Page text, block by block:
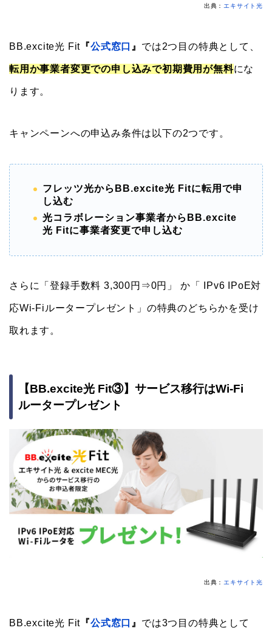
出典：エキサイト光
BB.excite光 Fit 『公式窓口 』 では2つ目の特典として、
転用か事業者変更での申し込みで初期費用が無料にな
ります。
キャンペーンへの申込み条件は以下の2つです。
フレッツ光からBB.excite光 Fitに転用で申
し込む
光コラボレーション事業者からBB.excite
光 Fitに事業者変更で申し込む
さらに「登録手数料 3,300円⇒0円」 か「 IPv6 IPoE対
応Wi-Fiルータープレゼント」の特典のどちらかを受け
取れます。
【BB.excite光 Fit③】サービス移行はWi-Fi
ルータープレゼント
出典： エキサイト光
BB.excite光 Fit 『公式窓口 』 では3つ目の特典として